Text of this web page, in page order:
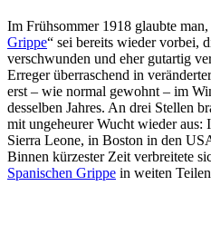
Im Frühsommer 1918 glaubte
Grippe“ sei bereits wieder vorbei,
verschwunden und eher gutartig
Erreger überraschend in
erst – wie normal gewohnt – im
desselben Jahres. An drei Stellen
mit ungeheurer Wucht wieder aus:
Sierra Leone, in Boston in den
Binnen kürzester Zeit verbreitete
Spanischen Grippe in weiten